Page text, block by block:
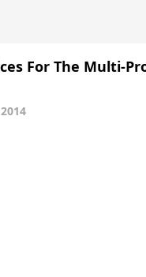
For The Multi-